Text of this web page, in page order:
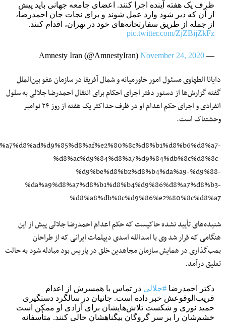
ظرف یک هفته آینده اجرا کنند. اعضای جامعه جهانی باید پیش
از آن که دیر شود وارد عمل شوند و برای نجات جان احمدرضا،
از جمله از طریق سفارتخانه‌های خود در تهران‌، اقدام کنند.
pic.twitter.com/ZjZBijZkFz
— Amnesty Iran (@AmnestyIran)
November 24, 2020
دایانا الطهاوی مسئول امور خاورمیانه و شمال آفریقا در سازمان عفو بین‌الملل
گفته گزارش‌ها از دستور دفتر اجرای احکام برای انتقال احمدرضا جلالی به سلول
انفرادی و اجرای حکم اعدام او در ظرف حداکثر یک هفته از روز ۲۴ نوامبر
وحشتناک است.
%d8%ac%d9%84%d8%a7%d9%84%db%8c%d8%8c-
%d9%be%d8%b2%d8%b4%da%a9-%d9%88-
%da%a9%d8%a7%d8%b1%d8%b4%d9%86%d8%a7%d8%b3-
%d8%a8%db%8c%d9%86%e2%80%8c%d8%a7
شنیده‌های تأیید نشده حاکیست که حکم اعدام احمدرضا جلالی پیش‌ از این
هنگامی که قرار شد وی با اسدالله اسدی دیپلمات ایرانی که از طراحان
بمب‌گذاری در همایش سازمان مجاهدین خلق در پاریس بود مبادله شود به حالت
تعلیق درآمد.
دکتر احمدرضا #جلالی در تماس با همسرش از اعدام
قریب‌الوقوعش خبر داده است. جانیان در سالگرد دستگیری
حمید نوری و شکست‌ تلاش‌هایشان برای آزادی او ممکن است
خشم‌شان را بر سر گروگان بیگناهشان خالی کنند. متأسفانه